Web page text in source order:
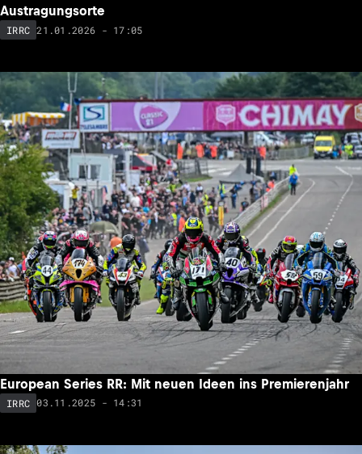
Austragungsorte
IRRC 21.01.2026 - 17:05
European Series RR: Mit neuen Ideen ins Premierenjahr
IRRC 03.11.2025 - 14:31